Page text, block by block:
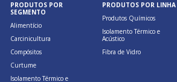
PRODUTOS POR
SEGMENTO
Alimentício
Carcinicultura
Compósitos
Curtume
Isolamento Térmico e
PRODUTOS POR LINHA
Produtos Químicos
Isolamento Térmico e
Acústico
Fibra de Vidro